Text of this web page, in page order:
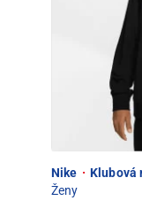
Nike · Klubová
Ženy